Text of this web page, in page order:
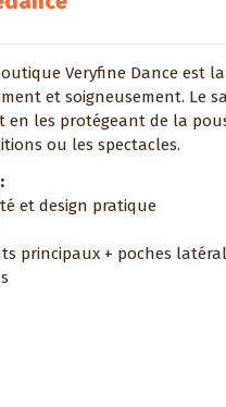
Veryfine Dance est
et soigneusement. Le
les protégeant de la
ou les spectacles.
et design pratique
principaux + poches